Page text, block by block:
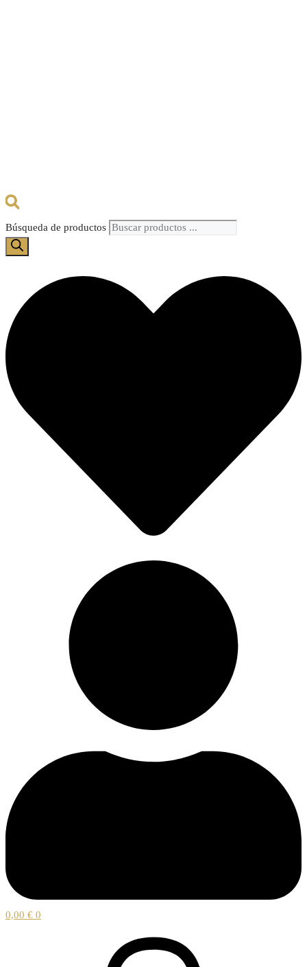
Búsqueda de productos
0,00 € 0